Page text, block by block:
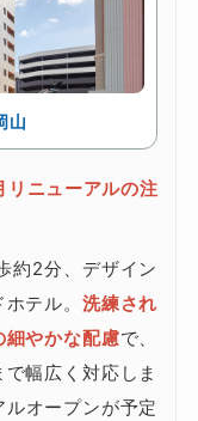
山
ニューアルの注
約2分、デザイン
テル。 洗練され
細やかな配慮で、
幅広く対応しま
オープンが予定